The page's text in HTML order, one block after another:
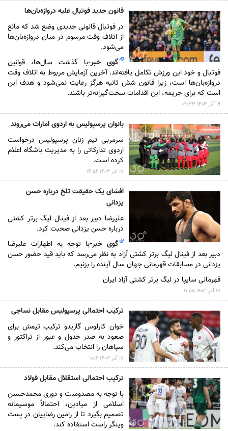
قانون جدید فوتبال علیه دروازه‌بان‌ها
در فوتبال قانونی جدیدی وضع شد که مانع
از اتلاف وقت مرسوم در میان دروازه‌بان‌ها
می‌شود.
گوی خبر-با گذشت سال‌ها، قوانین
فوتبال و خود این ورزش تکامل یافته‌اند. آخرین آزمایش مربوط به اتلاف وقت
دروازه‌بان‌ها است، زیرا قانون شش ثانیه هرگز رعایت نمی‌شود و هدف این
است که برای جریمه، این اقدامات سخت‌گیرانه‌تر باشند.
۱۹ آذر ۱۴۰۳ ۰۹:۳۳
بانوان پرسپولیس به اردوی امارات می‌روند
سرمربی تیم زنان پرسپولیس درخواست
اردوی تدارکاتی را به مدیریت باشگاه اعلام
کرده است.
۱۷ آذر ۱۴۰۳ ۱۴:۵۶
افشای یک حقیقت تلخ درباره حسن
یزدانی
علیرضا دبیر بعد از فینال لیگ برتر کشتی
درباره حسن یزدانی صحبت کرد.
گوی خبر-با توجه به اظهارات علیرضا
دبیر بعد از فینال لیگ برتر کشتی آزاد به نظر می‌رسد که باید قید حضور حسن
یزدانی در مسابقات قهرمانی جهان سال آینده را بزنیم.
قهرمانی سایپا در لیگ برتر کشتی آزاد ایران
۱۷ آذر ۱۴۰۳ ۱۰:۵۵
ترکیب احتمالی پرسپولیس مقابل نساجی
خوان کارلوس گاریدو ترکیب تیمش برای
صعود به صدر جدول و عبور از تراکتور و
سپاهان را انتخاب می‌کند.
۱۷ آذر ۱۴۰۳ ۱۰:۱۶
ترکیب احتمالی استقلال مقابل فولاد
با توجه به مصدومیت و دوری محمدحسین
اسلامی از میادین، احتمالاً موسیمانه
تصمیم بگیرد تا از رامین رضاییان در پست
وینگر راست استفاده کند.